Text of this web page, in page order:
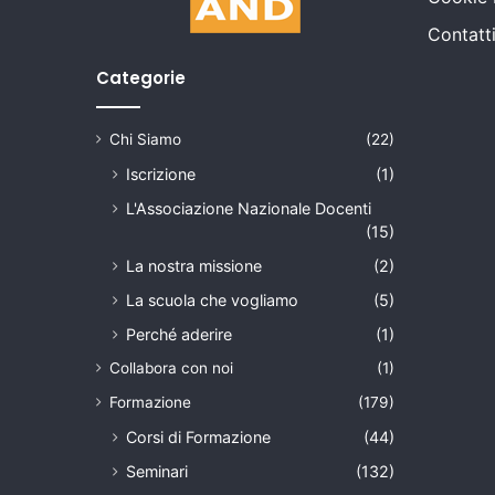
Categorie
Chi Siamo (22)
Iscrizione
(1)
L'Associazione Nazionale Docenti
(15)
La nostra missione
(2)
La scuola che vogliamo
(5)
Perché aderire
(1)
Collabora con noi
(1)
Formazione
(179)
Corsi di Formazione
(44)
Seminari
(132)
Contatti